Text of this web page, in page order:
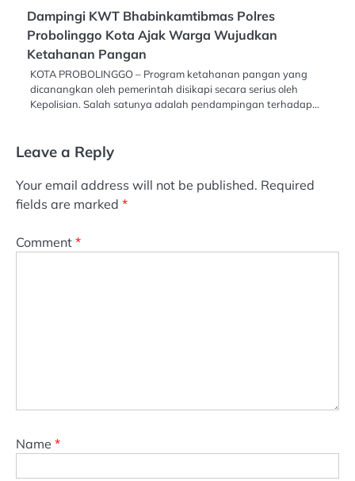
Dampingi KWT Bhabinkamtibmas Polres
Probolinggo Kota Ajak Warga Wujudkan
Ketahanan Pangan
KOTA PROBOLINGGO – Program ketahanan pangan yang
dicanangkan oleh pemerintah disikapi secara serius oleh
Kepolisian. Salah satunya adalah pendampingan terhadap…
Leave a Reply
Your email address will not be published. Required
fields are marked *
Comment *
Name *